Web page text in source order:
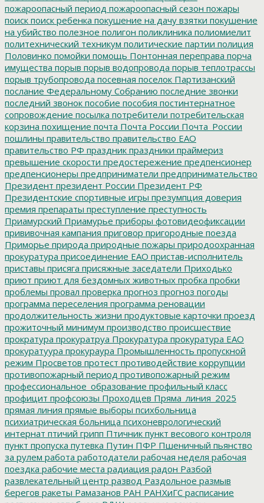
пожароопасный период пожароопасный сезон пожары
поиск поиск ребенка покушение на дачу взятки покушение
на убийство полезное полигон поликлиника полиомиелит
политехнический техникум политические партии полиция
Половинко помойки помощь Понтонная переправа порча
имущества порыв порыв водопровода порыв теплотрассы
порыв трубопровода посевная поселок Партизанский
послание Федеральному Собранию последние звонки
последний звонок пособие пособия постинтернатное
сопровождение посылка потребители потребительская
корзина похищение почта Почта России Почта_России
пошлины правительство правительство ЕАО
правительство РФ праздник праздники праймериз
превышение скорости предостережение предпенсионер
предпенсионеры предприниматели предпринимательство
Президент президент России Президент РФ
Президентские спортивные игры презумпция доверия
премия препараты преступление преступность
Приамурский Приамурье приборы фотовидеофиксации
прививочная кампания приговор пригородные поезда
Приморье природа природные пожары природоохранная
прокуратура присоединение ЕАО пристав-исполнитель
приставы присяга присяжные заседатели Приходько
приют приют для бездомных животных пробка пробки
проблемы провал проверка прогноз прогноз погоды
программа переселения программа реновации
продолжительность жизни продуктовые карточки проезд
прожиточный минимум производство происшествие
прократура прокуратруа Прокуратура прокуратура ЕАО
прокуратуура прокураура Промышленность пропускной
режим Просветов протест противодействие коррупции
противопожарный период противопожарный режим
профессиональное_образование профильный класс
профицит профсоюзы Проходцев Пряма_линия_2025
прямая линия прямые выборы психбольница
психиатрическая больница психоневрологический
интернат птичий грипп Птичник пункт весового контроля
пункт пропуска путевка Путин ПФР Пшеничный пьянство
за рулем работа работодатели рабочая неделя рабочая
поездка рабочие места радиация радон Разбой
развлекательный центр развод Раздольное размыв
берегов ракеты Рамазанов РАН РАНХиГС расписание